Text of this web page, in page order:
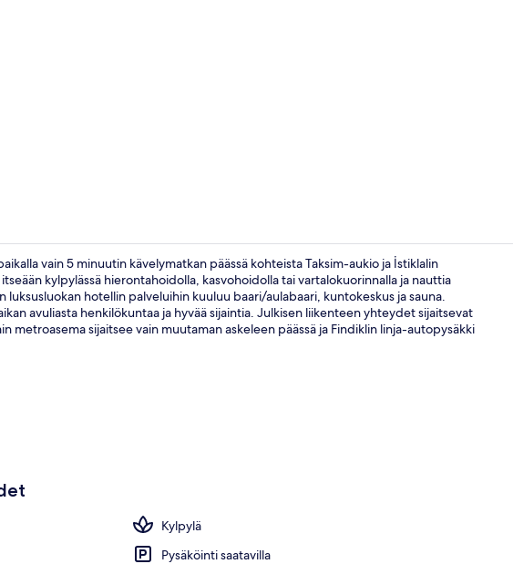
Bosphorus
vain 5 minuutin kävelymatkan päässä kohteista Taksim-aukio ja İstiklalin
kylpylässä hierontahoidolla, kasvohoidolla tai vartalokuorinnalla ja nauttia
luksusluokan hotellin palveluihin kuuluu baari/aulabaari, kuntokeskus ja sauna.
avuliasta henkilökuntaa ja hyvää sijaintia. Julkisen liikenteen yhteydet sijaitsevat
metroasema sijaitsee vain muutaman askeleen päässä ja Findiklin linja-autopysäkki
Kylpylä
Pysäköinti saatavilla